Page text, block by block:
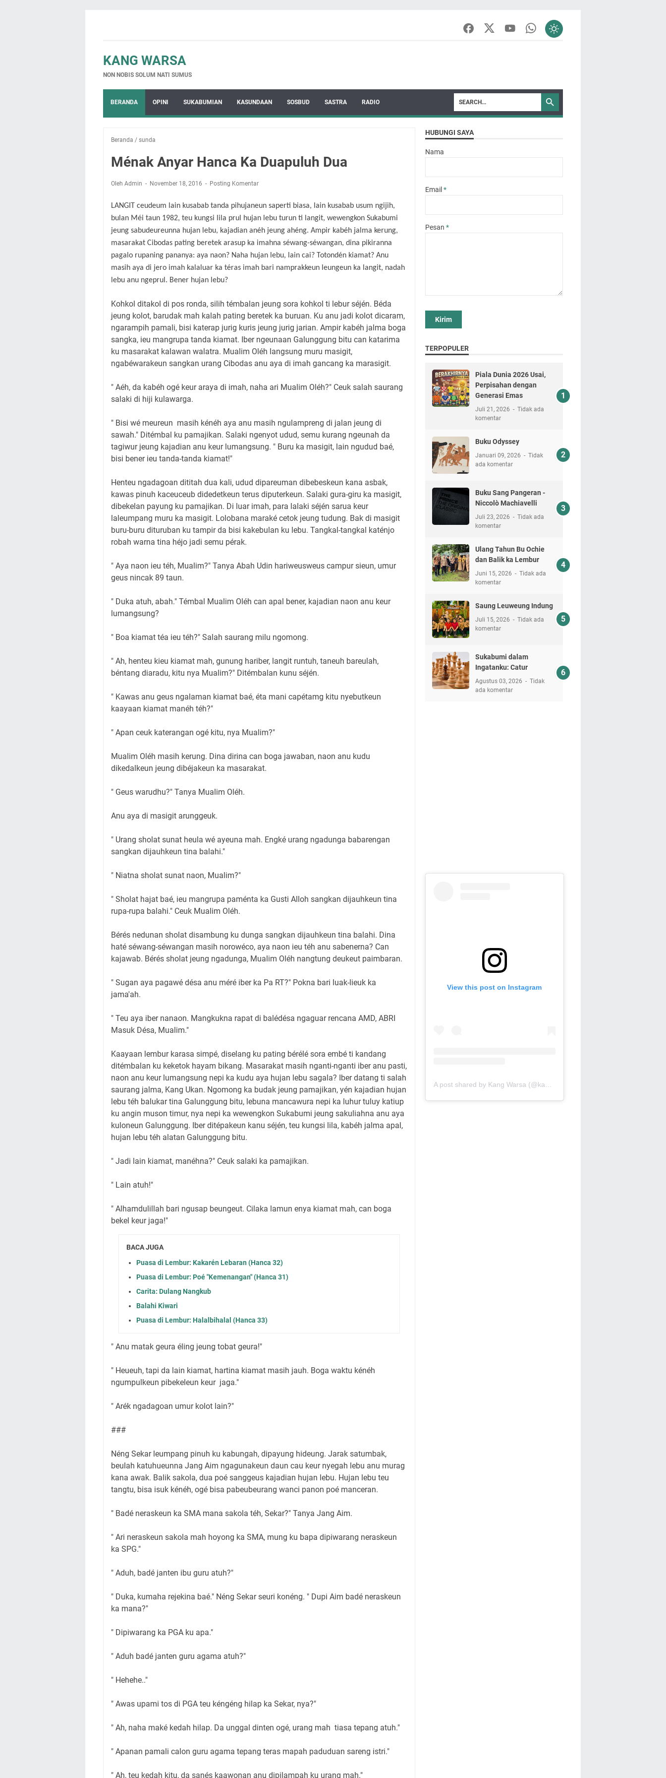
KANG WARSA
NON NOBIS SOLUM NATI SUMUS
BERANDA OPINI SUKABUMIAN KASUNDAAN SOSBUD SASTRA RADIO
Beranda / sunda
Ménak Anyar Hanca Ka Duapuluh Dua
Oleh Admin November 18, 2016 Posting Komentar
LANGIT ceudeum lain kusabab tanda pihujaneun saperti biasa, lain kusabab usum ngijih,
bulan Méi taun 1982, teu kungsi lila prul hujan lebu turun ti langit, wewengkon Sukabumi
jeung sabudeureunna hujan lebu, kajadian anéh jeung ahéng. Ampir kabéh jalma kerung,
masarakat Cibodas pating beretek arasup ka imahna séwang-séwangan, dina pikiranna
pagalo rupaning pananya: aya naon? Naha hujan lebu, lain cai? Totondén kiamat? Anu
masih aya di jero imah kalaluar ka téras imah bari namprakkeun leungeun ka langit, nadah
lebu anu ngeprul. Bener hujan lebu?
Kohkol ditakol di pos ronda, silih témbalan jeung sora kohkol ti lebur séjén. Béda
jeung kolot, barudak mah kalah pating beretek ka buruan. Ku anu jadi kolot dicaram,
ngarampih pamali, bisi katerap jurig kuris jeung jurig jarian. Ampir kabéh jalma boga
sangka, ieu mangrupa tanda kiamat. Iber ngeunaan Galunggung bitu can katarima
ku masarakat kalawan walatra. Mualim Oléh langsung muru masigit,
ngabéwarakeun sangkan urang Cibodas anu aya di imah gancang ka marasigit.
" Aéh, da kabéh ogé keur araya di imah, naha ari Mualim Oléh?" Ceuk salah saurang
salaki di hiji kulawarga.
" Bisi wé meureun masih kénéh aya anu masih ngulampreng di jalan jeung di
sawah." Ditémbal ku pamajikan. Salaki ngenyot udud, semu kurang ngeunah da
tagiwur jeung kajadian anu keur lumangsung. " Buru ka masigit, lain ngudud baé,
bisi bener ieu tanda-tanda kiamat!"
Henteu ngadagoan dititah dua kali, udud dipareuman dibebeskeun kana asbak,
kawas pinuh kaceuceub didedetkeun terus diputerkeun. Salaki gura-giru ka masigit,
dibekelan payung ku pamajikan. Di luar imah, para lalaki séjén sarua keur
laleumpang muru ka masigit. Lolobana maraké cetok jeung tudung. Bak di masigit
buru-buru dituruban ku tampir da bisi kakebulan ku lebu. Tangkal-tangkal katénjo
robah warna tina héjo jadi semu pérak.
" Aya naon ieu téh, Mualim?" Tanya Abah Udin hariweusweus campur sieun, umur
geus nincak 89 taun.
" Duka atuh, abah." Témbal Mualim Oléh can apal bener, kajadian naon anu keur
lumangsung?
" Boa kiamat téa ieu téh?" Salah saurang milu ngomong.
" Ah, henteu kieu kiamat mah, gunung hariber, langit runtuh, taneuh bareulah,
béntang diaradu, kitu nya Mualim?" Ditémbalan kunu séjén.
" Kawas anu geus ngalaman kiamat baé, éta mani capétamg kitu nyebutkeun
kaayaan kiamat manéh téh?"
" Apan ceuk katerangan ogé kitu, nya Mualim?"
Mualim Oléh masih kerung. Dina dirina can boga jawaban, naon anu kudu
dikedalkeun jeung dibéjakeun ka masarakat.
" Geus warudhu?" Tanya Mualim Oléh.
Anu aya di masigit arunggeuk.
" Urang sholat sunat heula wé ayeuna mah. Engké urang ngadunga babarengan
sangkan dijauhkeun tina balahi."
" Niatna sholat sunat naon, Mualim?"
" Sholat hajat baé, ieu mangrupa paménta ka Gusti Alloh sangkan dijauhkeun tina
rupa-rupa balahi." Ceuk Mualim Oléh.
Bérés nedunan sholat disambung ku dunga sangkan dijauhkeun tina balahi. Dina
haté séwang-séwangan masih norowéco, aya naon ieu téh anu sabenerna? Can
kajawab. Bérés sholat jeung ngadunga, Mualim Oléh nangtung deukeut paimbaran.
" Sugan aya pagawé désa anu méré iber ka Pa RT?" Pokna bari luak-lieuk ka
jama'ah.
" Teu aya iber nanaon. Mangkukna rapat di balédésa ngaguar rencana AMD, ABRI
Masuk Désa, Mualim."
Kaayaan lembur karasa simpé, diselang ku pating bérélé sora embé ti kandang
ditémbalan ku keketok hayam bikang. Masarakat masih nganti-nganti iber anu pasti,
naon anu keur lumangsung nepi ka kudu aya hujan lebu sagala? Iber datang ti salah
saurang jalma, Kang Ukan. Ngomong ka budak jeung pamajikan, yén kajadian hujan
lebu téh balukar tina Galunggung bitu, lebuna mancawura nepi ka luhur tuluy katiup
ku angin muson timur, nya nepi ka wewengkon Sukabumi jeung sakuliahna anu aya
kuloneun Galunggung. Iber ditépakeun kanu séjén, teu kungsi lila, kabéh jalma apal,
hujan lebu téh alatan Galunggung bitu.
" Jadi lain kiamat, manéhna?" Ceuk salaki ka pamajikan.
" Lain atuh!"
" Alhamdulillah bari ngusap beungeut. Cilaka lamun enya kiamat mah, can boga
bekel keur jaga!"
BACA JUGA
Puasa di Lembur: Kakarén Lebaran (Hanca 32)
Puasa di Lembur: Poé "Kemenangan" (Hanca 31)
Carita: Dulang Nangkub
Balahi Kiwari
Puasa di Lembur: Halalbihalal (Hanca 33)
" Anu matak geura éling jeung tobat geura!"
" Heueuh, tapi da lain kiamat, hartina kiamat masih jauh. Boga waktu kénéh
ngumpulkeun pibekeleun keur jaga."
" Arék ngadagoan umur kolot lain?"
###
Néng Sekar leumpang pinuh ku kabungah, dipayung hideung. Jarak satumbak,
beulah katuhueunna Jang Aim ngagunakeun daun cau keur nyegah lebu anu murag
kana awak. Balik sakola, dua poé sanggeus kajadian hujan lebu. Hujan lebu teu
tangtu, bisa isuk kénéh, ogé bisa pabeubeurang wanci panon poé manceran.
" Badé neraskeun ka SMA mana sakola téh, Sekar?" Tanya Jang Aim.
" Ari neraskeun sakola mah hoyong ka SMA, mung ku bapa dipiwarang neraskeun
ka SPG."
" Aduh, badé janten ibu guru atuh?"
" Duka, kumaha rejekina baé." Néng Sekar seuri konéng. " Dupi Aim badé neraskeun
ka mana?"
" Dipiwarang ka PGA ku apa."
" Aduh badé janten guru agama atuh?"
" Hehehe.."
" Awas upami tos di PGA teu kéngéng hilap ka Sekar, nya?"
" Ah, naha maké kedah hilap. Da unggal dinten ogé, urang mah tiasa tepang atuh."
" Apanan pamali calon guru agama tepang teras mapah paduduan sareng istri."
" Ah, teu kedah kitu, da sanés kaawonan anu dipilampah ku urang mah."
HUBUNGI SAYA
Nama
Email *
Pesan *
TERPOPULER
Piala Dunia 2026 Usai,
Perpisahan dengan
Generasi Emas
Juli 21, 2026
Tidak ada
komentar
Buku Odyssey
Januari 09, 2026
Tidak
ada komentar
Buku Sang Pangeran -
Niccolò Machiavelli
Juli 23, 2026
Tidak ada
komentar
Ulang Tahun Bu Ochie
dan Balik ka Lembur
Juni 15, 2026
Tidak ada
komentar
Saung Leuweung Indung
Juli 15, 2026
Tidak ada
komentar
Sukabumi dalam
Ingatanku: Catur
Agustus 03, 2026
Tidak
ada komentar
View this post on Instagram